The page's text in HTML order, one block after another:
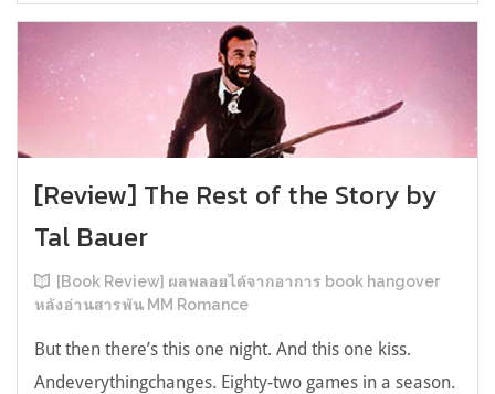
[Review] The Rest of the Story by
Tal Bauer
[Book Review] ผลพลอยได้จากอาการ book hangover
หลังอ่านสารพัน MM Romance
But then there’s this one night. And this one kiss.
Andeverythingchanges. Eighty-two games in a season.